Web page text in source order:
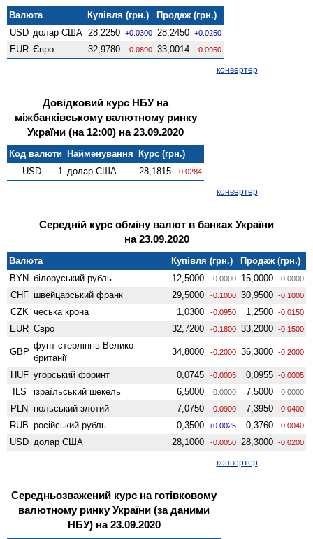
Валюта Купівля (грн.)
Продаж (грн.)
USD долар США 28,2250 +0.0300 28,2450 +0.0250
EUR Євро 32,9780 -0.0890 33,0014 -0.0950
конвертер
Довідковий курс НБУ на
міжбанківському валютному ринку
України (на 12:00) на 23.09.2020
Код валюти Найменування Курс (грн.)
USD
1 долар США 28,1815 -0.0284
конвертер
Середній курс обміну валют в банках України
на 23.09.2020
Валюта Купівля (грн.)
Продаж (грн.)
BYN білоруський рубль 12,5000 0.0000 15,0000 0.0000
CHF швейцарський франк 29,5000 -0.1000 30,9500 -0.1000
CZK чеська крона 1,0300 -0.0950 1,2500 -0.0150
EUR Євро 32,7200 -0.1800 33,2000 -0.1500
GBP
фунт стерлінгів Велико­
британії
34,8000 -0.2000 36,3000 -0.2000
HUF угорський форинт 0,0745 -0.0005 0,0955 -0.0005
ILS ізраїльський шекель 6,5000 0.0000 7,5000 0.0000
PLN польський злотий 7,0750 -0.0900 7,3950 -0.0400
RUB російський рубль 0,3500 +0.0025 0,3760 -0.0040
USD долар США 28,1000 -0.0050 28,3000 -0.0200
конвертер
Середньозважений курс на готівковому
валютному ринку України (за даними
НБУ) на 23.09.2020